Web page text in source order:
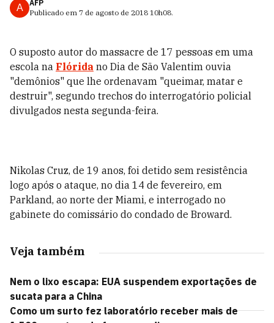
A
AFP
Publicado em 7 de agosto de 2018 10h08.
O suposto autor do massacre de 17 pessoas em uma
escola na Flórida no Dia de São Valentim ouvia
"demônios" que lhe ordenavam "queimar, matar e
destruir", segundo trechos do interrogatório policial
divulgados nesta segunda-feira.
Nikolas Cruz, de 19 anos, foi detido sem resistência
logo após o ataque, no dia 14 de fevereiro, em
Parkland, ao norte der Miami, e interrogado no
gabinete do comissário do condado de Broward.
Veja também
Nem o lixo escapa: EUA suspendem exportações de
sucata para a China
Como um surto fez laboratório receber mais de